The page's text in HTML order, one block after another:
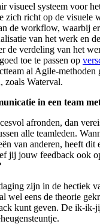
visueel systeem voor
zich richt op de visuele
de workflow, waarbij
van het werk en
de verdeling van het
toe te passen op
al Agile-methoden
zoals Waterval.
in een team
afronden, dan
alle teamleden.
van anderen, heeft dit
jij jouw feedback ook
zijn in de hectiek
wel eens de theorie
kunt geven. De ik-ik-